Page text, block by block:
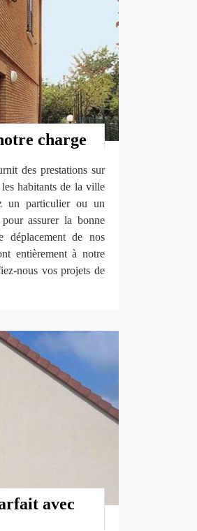
charge
des prestations sur
habitants de la ville
un particulier ou un
assurer la bonne
déplacement de nos
entièrement à notre
nous vos projets de
avec